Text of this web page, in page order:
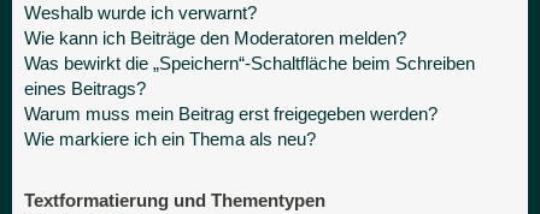
Weshalb wurde ich verwarnt?
Wie kann ich Beiträge den Moderatoren melden?
Was bewirkt die „Speichern“-Schaltfläche beim Schreiben
eines Beitrags?
Warum muss mein Beitrag erst freigegeben werden?
Wie markiere ich ein Thema als neu?
Textformatierung und Thementypen